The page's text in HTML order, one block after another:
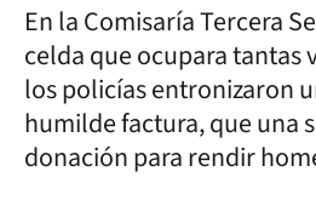
En la Comisaría Tercera
celda que ocupara tantas
los policías entronizaron
humilde factura, que una
donación para rendir